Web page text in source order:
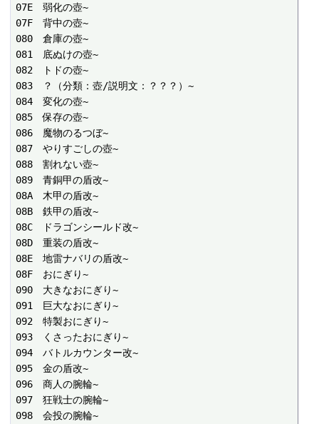
07E　弱化の壺~
07F　背中の壺~
080　倉庫の壺~
081　底ぬけの壺~
082　トドの壺~
083　？（分類：壺/説明文：？？？）~
084　変化の壺~
085　保存の壺~
086　魔物のるつぼ~
087　やりすごしの壺~
088　割れない壺~
089　青銅甲の盾改~
08A　木甲の盾改~
08B　鉄甲の盾改~
08C　ドラゴンシールド改~
08D　重装の盾改~
08E　地雷ナバリの盾改~
08F　おにぎり~
090　大きなおにぎり~
091　巨大なおにぎり~
092　特製おにぎり~
093　くさったおにぎり~
094　バトルカウンター改~
095　金の盾改~
096　商人の腕輪~
097　狂戦士の腕輪~
098　会投の腕輪~